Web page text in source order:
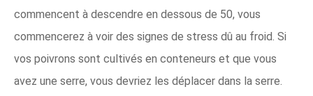
commencent à descendre en dessous de 50, vous
commencerez à voir des signes de stress dû au froid. Si
vos poivrons sont cultivés en conteneurs et que vous
avez une serre, vous devriez les déplacer dans la serre.